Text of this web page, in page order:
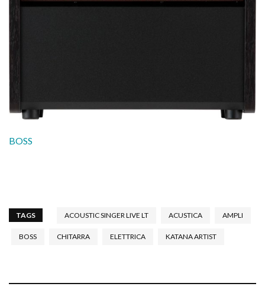
BOSS
TAGS ACOUSTIC SINGER LIVE LT ACUSTICA AMPLI
BOSS CHITARRA ELETTRICA KATANA ARTIST